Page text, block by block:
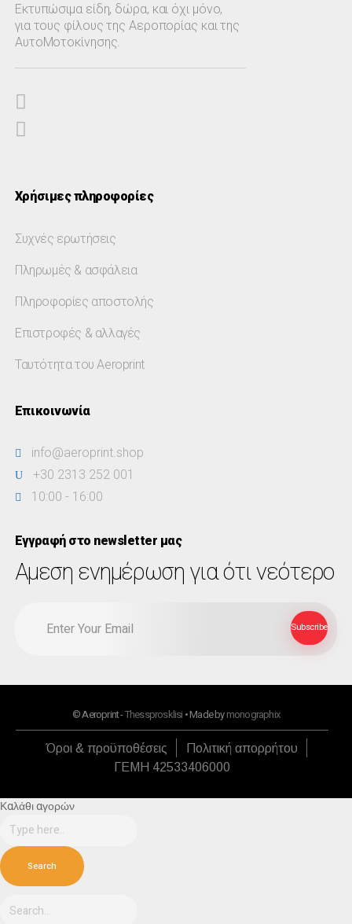
Εκτυπώσιμα είδη, δώρα, και όχι μόνο,
για τους φίλους της Αεροπορίας και της
ΑυτοΜοτοκίνησης.
Χρήσιμες πληροφορίες
Συχνές ερωτήσεις
Πληρωμές & ασφάλεια
Πληροφορίες αποστολής
Επιστροφές & αλλαγές
Ταυτότητα του Aeroprint
Επικοινωνία
info@aeroprint.shop
+30 2313 252 001
10:00 - 16:00
Εγγραφή στο newsletter μας
Αμεση ενημέρωση για ότι νεότερο
© Aeroprint -Thessprosklisi • Made bymonographix
Όροι & προϋποθέσεις
Πολιτική απορρήτου
ΓΕΜΗ 42533406000
Καλάθι αγορών